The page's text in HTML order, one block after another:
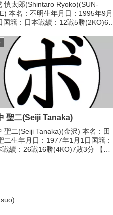
慎太郎(Shintaro Ryoko)(SUN-
本名：不明生年月日：1995年9月
国籍：日本戦績：12戦5勝(2KO)6敗
ム級新人王 【戦歴】2015/08/09
聖二(Seiji Tanaka)
聖二(Seiji Tanaka)(金沢) 本名：田
二生年月日：1977年1月1日国籍：
戦績：26戦16勝(4KO)7敗3分 【獲